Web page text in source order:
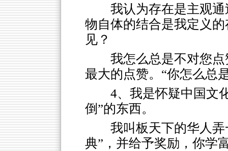
我认为存在是主观
物自体的结合是我定义
见？
我怎么总是不对您
最大的点赞。“你怎么总
4、我是怀疑中国文
倒”的东西。
我叫板天下的华人
典”，并给予奖励，你学